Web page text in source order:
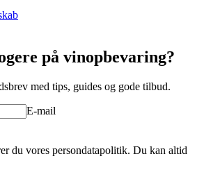
active
på vinopbevaring?
med tips, guides og gode tilbud.
E-mail
du vores persondatapolitik. Du kan altid